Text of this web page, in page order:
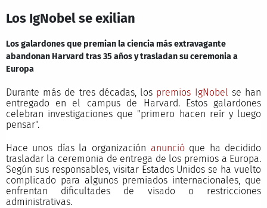
Los IgNobel se exilian
Los galardones que premian la ciencia más extravagante
abandonan Harvard tras 35 años y trasladan su ceremonia a
Europa
Durante más de tres décadas, los premios IgNobel se han
entregado en el campus de Harvard. Estos galardones
celebran investigaciones que "primero hacen reír y luego
pensar".
Hace unos días la organización anunció que ha decidido
trasladar la ceremonia de entrega de los premios a Europa.
Según sus responsables, visitar Estados Unidos se ha vuelto
complicado para algunos premiados internacionales, que
enfrentan dificultades de visado o restricciones
administrativas.